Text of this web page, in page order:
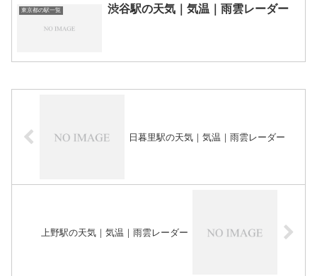
東京都の駅一覧 渋谷駅の天気｜気温｜雨雲レーダー
日暮里駅の天気｜気温｜雨雲レーダー
上野駅の天気｜気温｜雨雲レーダー